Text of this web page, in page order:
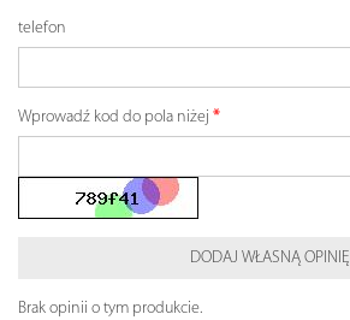
telefon
Wprowadź kod do pola niżej
DODAJ WŁASNĄ OPINIĘ
Brak opinii o tym produkcie.